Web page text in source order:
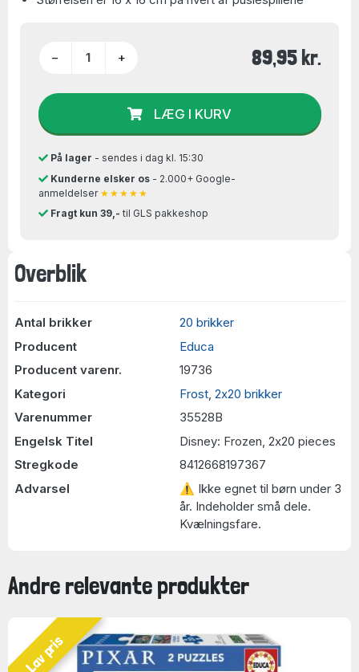
Overblik
Antal brikker
20 brikker
Producent
Educa
Producent varenr.
19736
Kategori
Frost 2x20 brikker
Varenummer
35528B
Engelsk Titel
Disney: Frozen, 2x20 pieces
Stregkode
8412668197367
Advarsel
⚠ Ikke egnet til børn under 3
år. Indeholder små dele.
Kvælningsfare.
− + 89,95 kr.
LÆG I KURV
På lager - sendes i dag kl. 15:30
Kunderne elsker os- 2.000+ Google-
anmeldelser ★★★★★
Fragt kun 39,- til GLS pakkeshop
Andre relevante produkter
Lav pris